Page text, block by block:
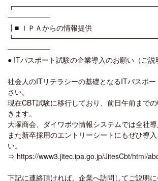
━━━━━━
┃■ ＩＰＡからの情報提供
━━━━━━
● ITパスポート試験の企業導入のお願い（ご説
社会人のITリテラシーの基礎となるITパスポ
さい。
現在CBT試験に移行しており、前日午前まで
きます。
大塚商会、ダイワボウ情報システムでは全社導
また新卒採用のエントリーシートにもぜひ導
い。
⇒ https://www3.jitec.ipa.go.jp/JitesCbt/html/
下記に連絡頂ければ、企業へ訪問してご説明に